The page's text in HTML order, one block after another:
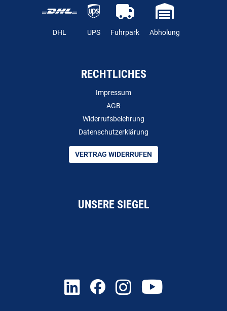
DHL UPS Fuhrpark Abholung
RECHTLICHES
Impressum
AGB
Widerrufsbelehrung
Datenschutzerklärung
VERTRAG WIDERRUFEN
UNSERE SIEGEL